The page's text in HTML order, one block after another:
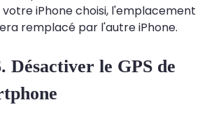
votre iPhone choisi, l'emplacement
remplacé par l'autre iPhone.
Désactiver le GPS de